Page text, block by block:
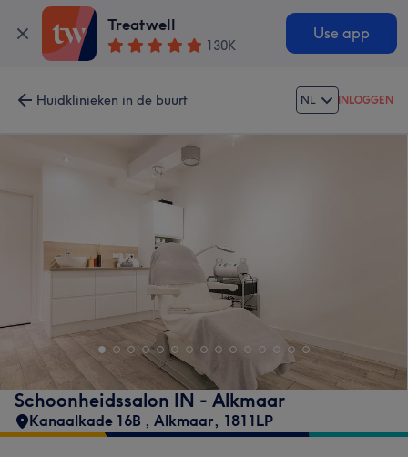
Treatwell
130K
Use app
Huidklinieken in de buurt NL INLOGGEN
Schoonheidssalon IN - Alkmaar
Kanaalkade 16B , Alkmaar, 1811LP